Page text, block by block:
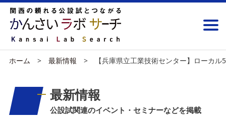
ホーム 最新情報 【兵庫県立工業技術センター】ローカ
最新情報
公設試関連のイベント・セミナーなどを掲載